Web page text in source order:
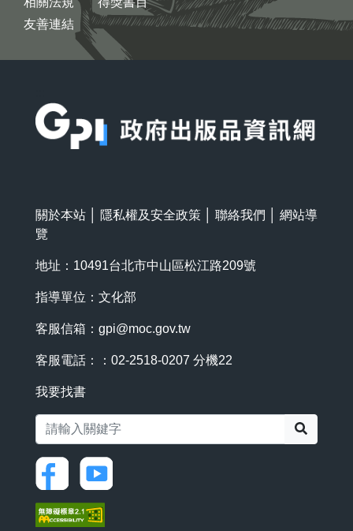
友善連結
關於本站 隱私權及安全政策 聯絡我們
網站導
覽
地址：10491台北市中山區松江路209號
指導單位：文化部
客服信箱： gpi@moc.gov.tw
客服電話：：02-2518-0207 分機22
我要找書